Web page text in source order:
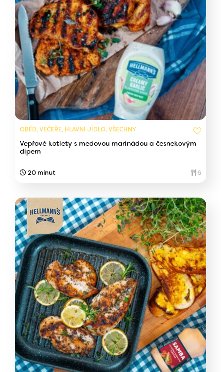
OBĚD, VEČEŘE, HLAVNÍ JÍDLO, VŠECHNY
Vepřové kotlety s medovou marinádou a česnekovým
dipem
20 minut 6